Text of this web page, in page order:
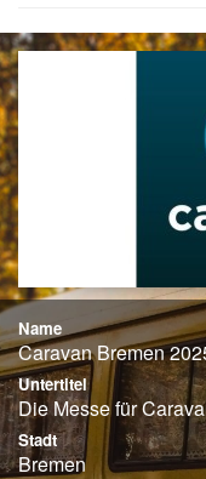
Name
Caravan Bremen
Untertitel
Die Messe für
Stadt
Bremen